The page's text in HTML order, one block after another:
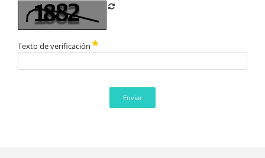
Texto de verificación
Enviar